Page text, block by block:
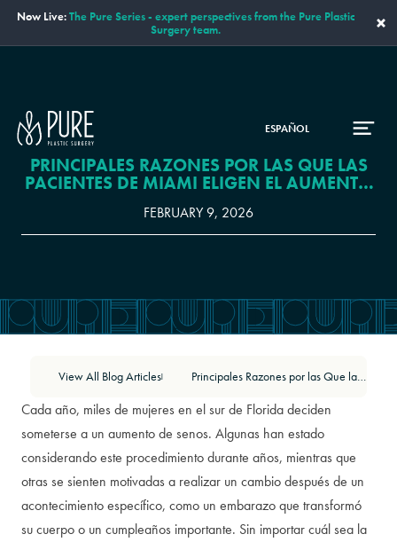
Now Live:The Pure Series - expert perspectives from the Pure Plastic
Surgery team.
×
ESPAÑOL
PRINCIPALES RAZONES POR LAS QUE LAS
PACIENTES DE MIAMI ELIGEN EL AUMENTO
FEBRUARY 9, 2026
View All Blog Articles Principales Razones por las Que las Pacientes de Miami Eligen el Aumento de Senos
Cada año, miles de mujeres en el sur de Florida deciden
someterse a un aumento de senos. Algunas han estado
considerando este procedimiento durante años, mientras que
otras se sienten motivadas a realizar un cambio después de un
acontecimiento específico, como un embarazo que transformó
su cuerpo o un cumpleaños importante. Sin importar cuál sea la